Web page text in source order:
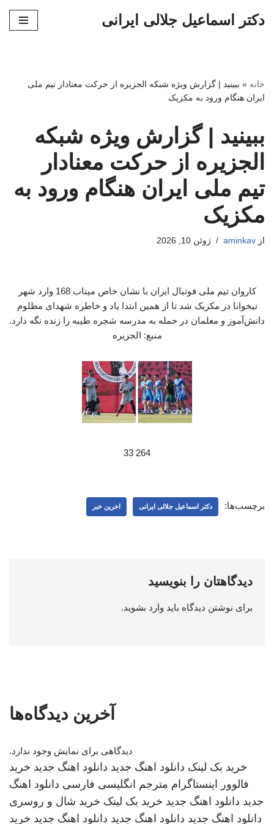
دکتر اسماعیل جلالی ایرانی
خانه » ببینید | گزارش ویژه شبکه الجزیره از حرکت معنادار تیم ملی
ایران هنگام ورود به مکزیک
ببینید | گزارش ویژه شبکه
الجزیره از حرکت معنادار
تیم ملی ایران هنگام ورود به
مکزیک
از aminkav ژوئن 10, 2026
کاروان تیم ملی فوتبال ایران با نشان خاص میناب 168 وارد شهر
تیخوانا در مکزیک شد تا از همین ابتدا یاد و خاطره شهدای مظلوم
دانش‌آموز و معلمان در حمله به مدرسه شجره طیبه را زنده نگه دارد.
منبع: الجزیره
264 33
برچسب‌ها: دکتر اسماعیل جلالی ایرانی اخرین خبر
دیدگاهتان را بنویسید
برای نوشتن دیدگاه باید وارد بشوید.
آخرین دیدگاه‌ها
دیدگاهی برای نمایش وجود ندارد.
خرید بک لینک دانلود اهنگ جدید دانلود اهنگ جدید خرید
فالوور اینستاگرام مترجم انگلیسی فارسی دانلود اهنگ
جدید دانلود اهنگ جدید خرید بک لینک خرید شال و روسری
دانلود اهنگ جدید دانلود اهنگ جدید دانلود اهنگ جدید خرید